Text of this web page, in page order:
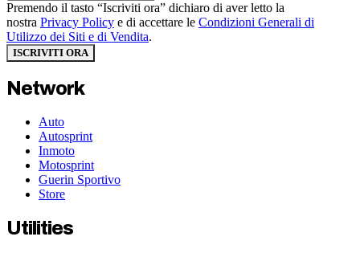
Premendo il tasto “Iscriviti ora” dichiaro di aver letto la
nostra Privacy Policy e di accettare le Condizioni Generali di
Utilizzo dei Siti e di Vendita.
ISCRIVITI ORA
Network
Auto
Autosprint
Inmoto
Motosprint
Guerin Sportivo
Store
Utilities